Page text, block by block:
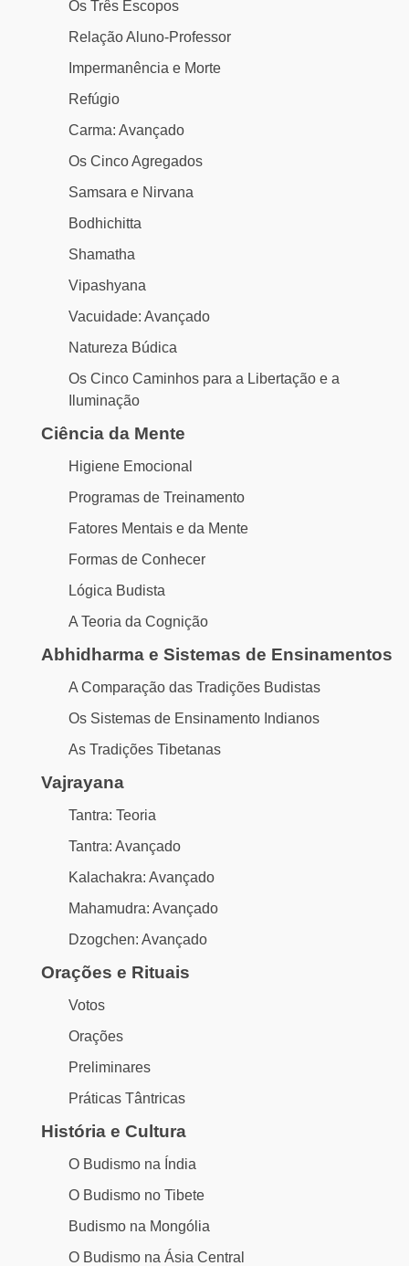
Os Três Escopos
Relação Aluno-Professor
Impermanência e Morte
Refúgio
Carma: Avançado
Os Cinco Agregados
Samsara e Nirvana
Bodhichitta
Shamatha
Vipashyana
Vacuidade: Avançado
Natureza Búdica
Os Cinco Caminhos para a Libertação e a
Iluminação
Ciência da Mente
Higiene Emocional
Programas de Treinamento
Fatores Mentais e da Mente
Formas de Conhecer
Lógica Budista
A Teoria da Cognição
Abhidharma e Sistemas de Ensinamentos
A Comparação das Tradições Budistas
Os Sistemas de Ensinamento Indianos
As Tradições Tibetanas
Vajrayana
Tantra: Teoria
Tantra: Avançado
Kalachakra: Avançado
Mahamudra: Avançado
Dzogchen: Avançado
Orações e Rituais
Votos
Orações
Preliminares
Práticas Tântricas
História e Cultura
O Budismo na Índia
O Budismo no Tibete
Budismo na Mongólia
O Budismo na Ásia Central